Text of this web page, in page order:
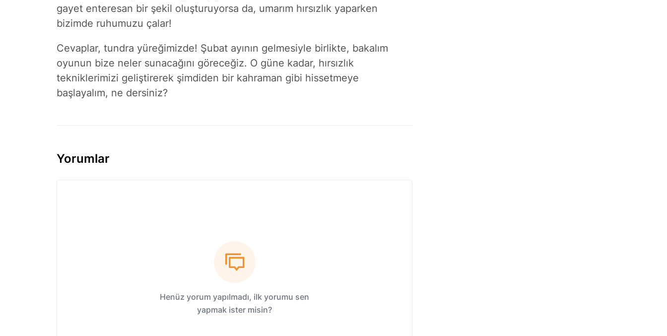
gayet enteresan bir şekil oluşturuyorsa da, umarım hırsızlık yaparken
bizimde ruhumuzu çalar!
Cevaplar, tundra yüreğimizde! Şubat ayının gelmesiyle birlikte, bakalım
oyunun bize neler sunacağını göreceğiz. O güne kadar, hırsızlık
tekniklerimizi geliştirerek şimdiden bir kahraman gibi hissetmeye
başlayalım, ne dersiniz?
Yorumlar
Henüz yorum yapılmadı, ilk yorumu sen
yapmak ister misin?